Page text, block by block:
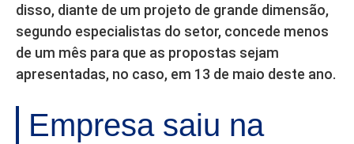
disso, diante de um projeto de grande dimensão,
segundo especialistas do setor, concede menos
de um mês para que as propostas sejam
apresentadas, no caso, em 13 de maio deste ano.
Empresa saiu na